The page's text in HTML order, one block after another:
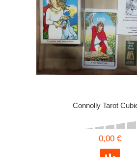
Connolly Tarot
0,00 €